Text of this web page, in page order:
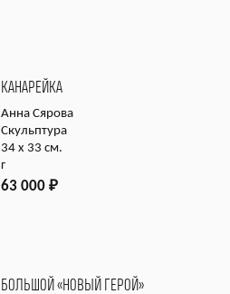
КАНАРЕЙКА
Анна Сярова
Скульптура
34 х 33 см.
г
63 000 ₽
БОЛЬШОЙ «НОВЫЙ ГЕРОЙ»